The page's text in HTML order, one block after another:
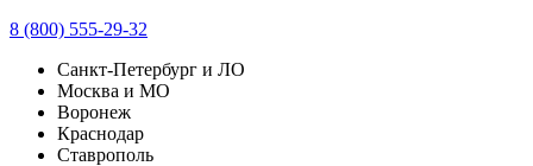
8 (800) 555-29-32
Санкт-Петербург и ЛО
Москва и МО
Воронеж
Краснодар
Ставрополь